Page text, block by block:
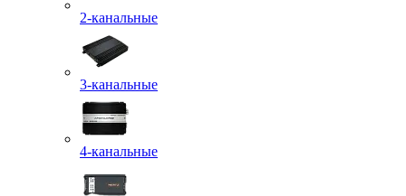
2-канальные
3-канальные
4-канальные